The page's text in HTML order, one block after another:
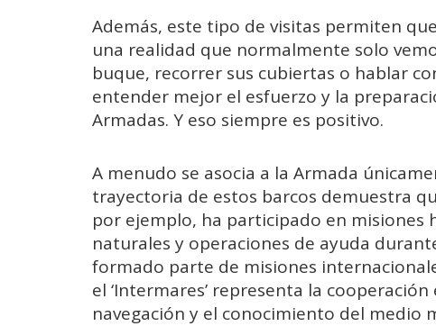
Además, este tipo de visitas permiten
una realidad que normalmente solo
buque, recorrer sus cubiertas o hablar
entender mejor el esfuerzo y la
Armadas. Y eso siempre es positivo.
A menudo se asocia a la Armada
trayectoria de estos barcos demuestra
por ejemplo, ha participado en
naturales y operaciones de ayuda
formado parte de misiones
el ‘Intermares’ representa la
navegación y el conocimiento del medio